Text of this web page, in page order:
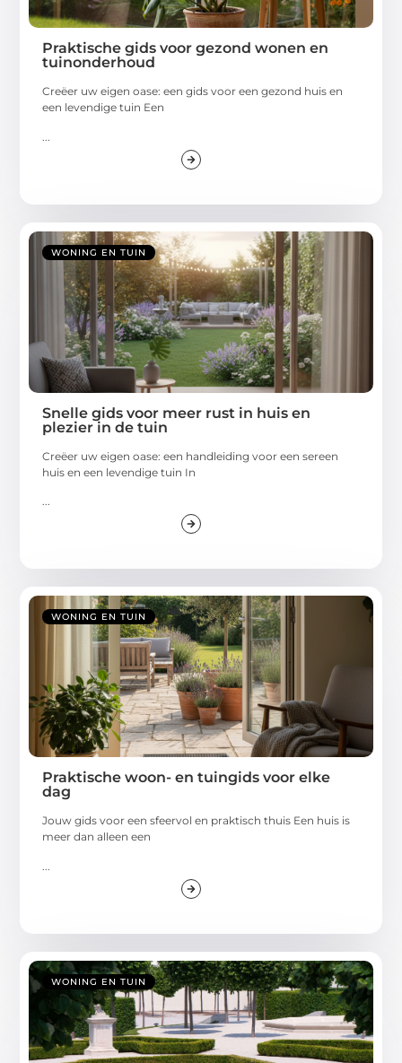
Praktische gids voor gezond wonen en
tuinonderhoud
Creëer uw eigen oase: een gids voor een gezond huis en
een levendige tuin Een
WONING EN TUIN
Snelle gids voor meer rust in huis en
plezier in de tuin
Creëer uw eigen oase: een handleiding voor een sereen
huis en een levendige tuin In
...
WONING EN TUIN
Praktische woon- en tuingids voor elke
dag
Jouw gids voor een sfeervol en praktisch thuis Een huis is
meer dan alleen een
WONING EN TUIN